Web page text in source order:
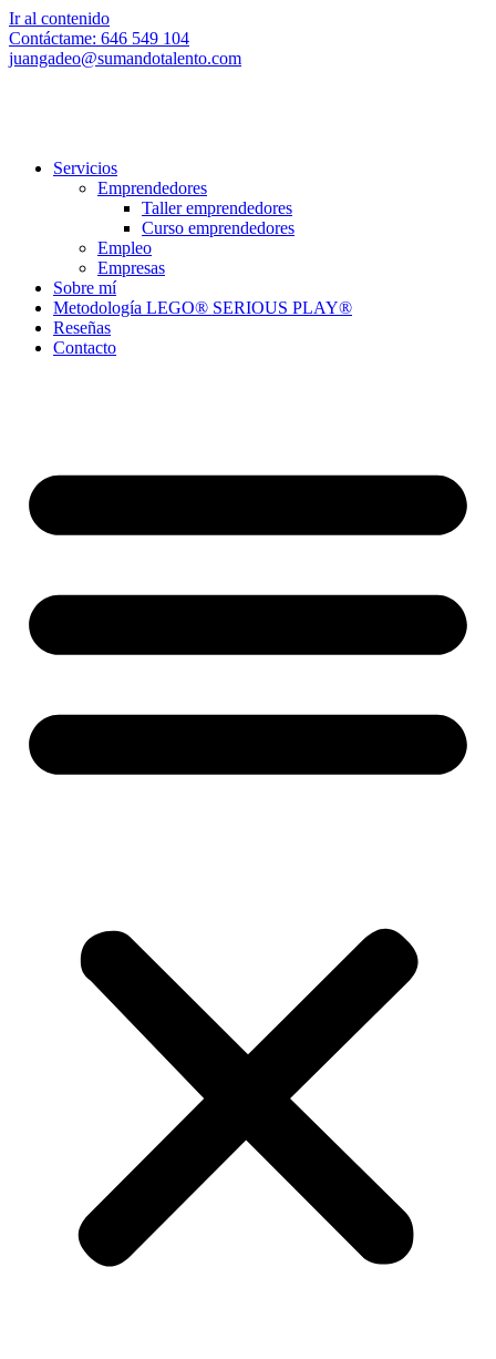
Ir al contenido
Contáctame: 646 549 104
juangadeo@sumandotalento.com
Servicios
Emprendedores
Taller emprendedores
Curso emprendedores
Empleo
Empresas
Sobre mí
Metodología LEGO® SERIOUS PLAY®
Reseñas
Contacto